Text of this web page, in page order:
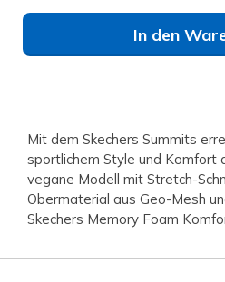
In den
Mit dem Skechers Summits
sportlichem Style und Komfort
vegane Modell mit Stretch-
Obermaterial aus Geo-Mesh
Skechers Memory Foam